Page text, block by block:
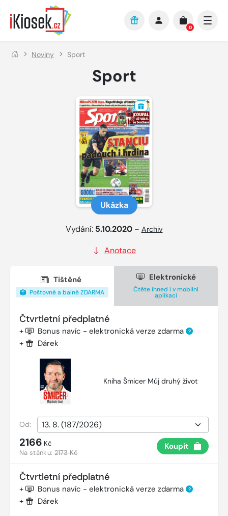
Přejít na hlavní obsah
0
Noviny Sport
Sport
Ukázka
Vydání: 5.10.2020 – Archiv
Anotace
Tištěné
Poštovné a balné ZDARMA
Elektronické
Čtěte ihned i v mobilní
aplikaci
Čtvrtletní předplatné
+ Bonus navíc - elektronická verze zdarma ?
+ Dárek
Kniha Šmicer Můj druhý život
Od:
2166 Kč
Na stánku:2173 Kč
Koupit
Čtvrtletní předplatné
+ Bonus navíc - elektronická verze zdarma ?
+ Dárek